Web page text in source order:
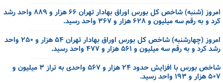
امروز (شنبه) شاخص کل بورس اوراق بهادار تهران ۶۶ هزار و ۸۸۹ واحد رشد
کرد و به رقم سه میلیون و ۶۲۸ هزار و ۳۶۷ واحد رسید.
امروز (چهارشنبه) شاخص کل بورس اوراق بهادار تهران ۵۴ هزار و ۲۵۰ واحد
رشد کرد و به رقم سه میلیون و ۵۶۱ هزار و ۴۷۷ واحد رسید.
شاخص بورس با افزایش حدود ۲۴ هزار و ۵۶۷ واحدی به تراز ۳ میلیون و
۵۰۷ هزار و ۱۹۳ واحد رسید.